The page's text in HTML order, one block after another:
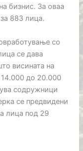
бизнис. За оваа
883 лица.
со
се дава
висината на
до 20.000
содружници
се предвидени
лица под 29